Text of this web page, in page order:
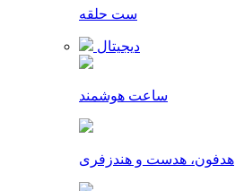
ست حلقه
دیجیتال
ساعت هوشمند
هدفون، هدست و هندزفری